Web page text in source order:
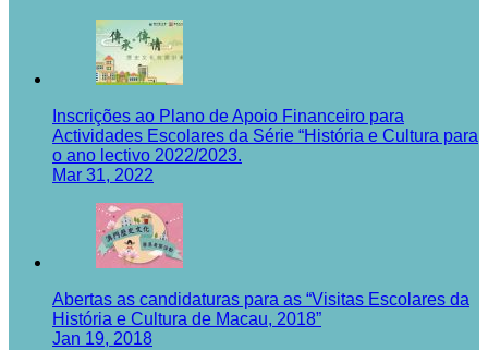
Inscrições ao Plano de Apoio Financeiro para
Actividades Escolares da Série “História e Cultura para
o ano lectivo 2022/2023.
Mar 31, 2022
Abertas as candidaturas para as “Visitas Escolares da
História e Cultura de Macau, 2018”
Jan 19, 2018